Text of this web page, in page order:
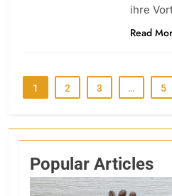
ihre
Read
1 2 3 … 5
Popular Articles